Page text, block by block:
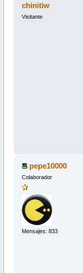
chinitiw
Visitante
pepe10000
Colaborador
Mensajes: 833